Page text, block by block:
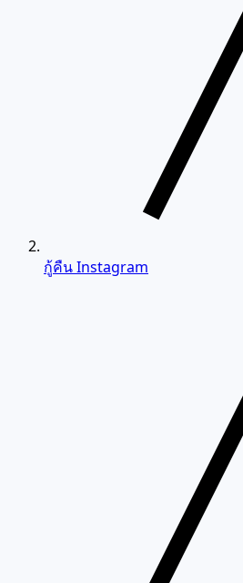
กู้คืน Instagram